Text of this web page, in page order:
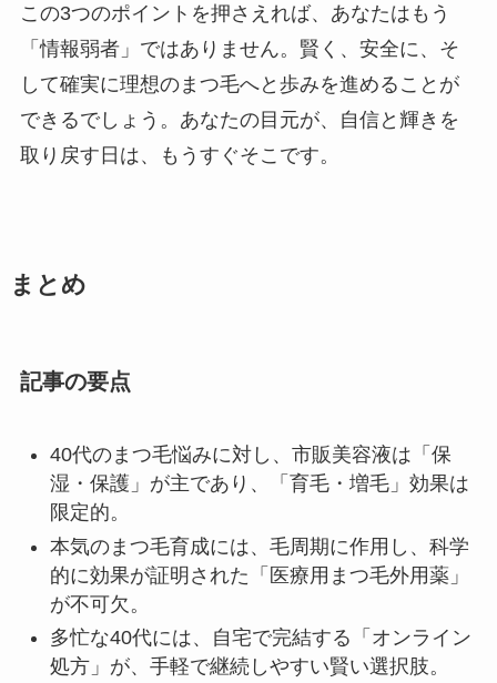
この3つのポイントを押さえれば、あなたはもう
「情報弱者」ではありません。賢く、安全に、そ
して確実に理想のまつ毛へと歩みを進めることが
できるでしょう。あなたの目元が、自信と輝きを
取り戻す日は、もうすぐそこです。
まとめ
記事の要点
40代のまつ毛悩みに対し、市販美容液は「保
湿・保護」が主であり、「育毛・増毛」効果は
限定的。
本気のまつ毛育成には、毛周期に作用し、科学
的に効果が証明された「医療用まつ毛外用薬」
が不可欠。
多忙な40代には、自宅で完結する「オンライン
処方」が、手軽で継続しやすい賢い選択肢。